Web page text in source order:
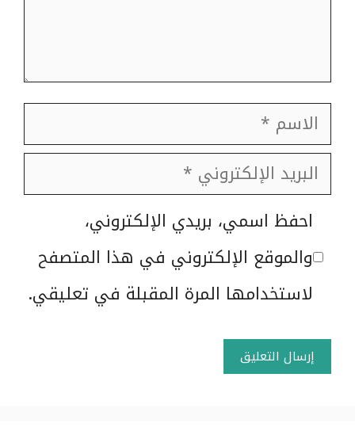
الاسم
البريد
الإلكتروني
الموقع
الإلكتروني
احفظ اسمي، بريدي الإلكتروني،
والموقع الإلكتروني في هذا المتصفح
لاستخدامها المرة المقبلة في تعليقي.